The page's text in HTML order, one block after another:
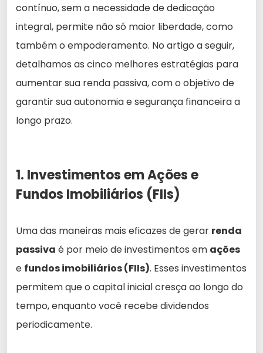
contínuo, sem a necessidade de dedicação
integral, permite não só maior liberdade, como
também o empoderamento. No artigo a seguir,
detalhamos as cinco melhores estratégias para
aumentar sua renda passiva, com o objetivo de
garantir sua autonomia e segurança financeira a
longo prazo.
1. Investimentos em Ações e
Fundos Imobiliários (FIIs)
Uma das maneiras mais eficazes de gerar renda
passiva é por meio de investimentos em ações
e fundos imobiliários (FIIs). Esses investimentos
permitem que o capital inicial cresça ao longo do
tempo, enquanto você recebe dividendos
periodicamente.